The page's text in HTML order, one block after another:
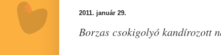
2011. január 29.
Borzas csokigolyó kandírozott